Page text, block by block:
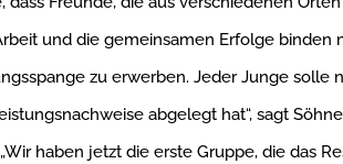
und die gemeinsamen Erfolge binden
zu erwerben. Jeder Junge solle
abgelegt hat“, sagt
haben jetzt die erste Gruppe, die das